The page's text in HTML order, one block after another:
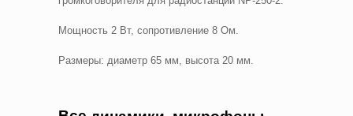
Мощность 2 Вт, сопротивление 8 Ом.
Размеры: диаметр 65 мм, высота 20 мм.